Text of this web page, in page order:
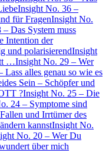
Insight No. 36 –
für FragenInsight No.
Das System muss
Intention der
und polarisierendInsight
…Insight No. 29 – Wer
Lass alles genau so wie es
Sein – Schöpfer und
?Insight No. 25 – Die
24 – Symptome sind
und Irrtümer des
kannstInsight No.
No. 20 – Wer Du
über mich